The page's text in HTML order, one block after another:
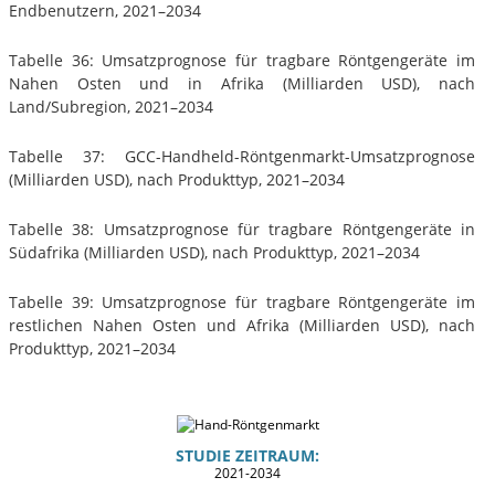
Endbenutzern, 2021–2034
Tabelle 36: Umsatzprognose für tragbare Röntgengeräte im
Nahen Osten und in Afrika (Milliarden USD), nach
Land/Subregion, 2021–2034
Tabelle 37: GCC-Handheld-Röntgenmarkt-Umsatzprognose
(Milliarden USD), nach Produkttyp, 2021–2034
Tabelle 38: Umsatzprognose für tragbare Röntgengeräte in
Südafrika (Milliarden USD), nach Produkttyp, 2021–2034
Tabelle 39: Umsatzprognose für tragbare Röntgengeräte im
restlichen Nahen Osten und Afrika (Milliarden USD), nach
Produkttyp, 2021–2034
STUDIE ZEITRAUM:
2021-2034